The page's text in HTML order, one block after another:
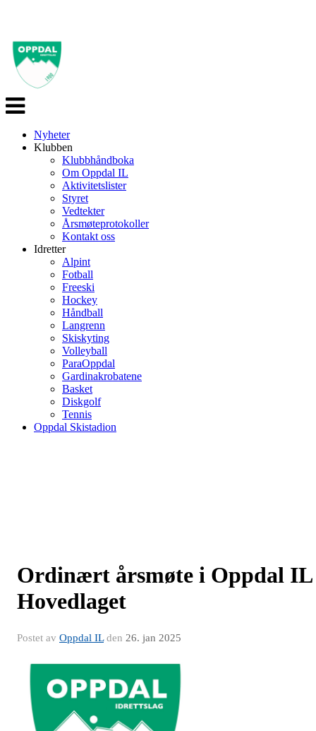
Veksle
navigasjon
Nyheter
Klubben
Klubbhåndboka
Om Oppdal IL
Aktivitetslister
Styret
Vedtekter
Årsmøteprotokoller
Kontakt oss
Idretter
Alpint
Fotball
Freeski
Hockey
Håndball
Langrenn
Skiskyting
Volleyball
ParaOppdal
Gardinakrobatene
Basket
Diskgolf
Tennis
Oppdal Skistadion
Ordinært årsmøte i Oppdal IL
Hovedlaget
Postet av Oppdal ILden 26. jan 2025